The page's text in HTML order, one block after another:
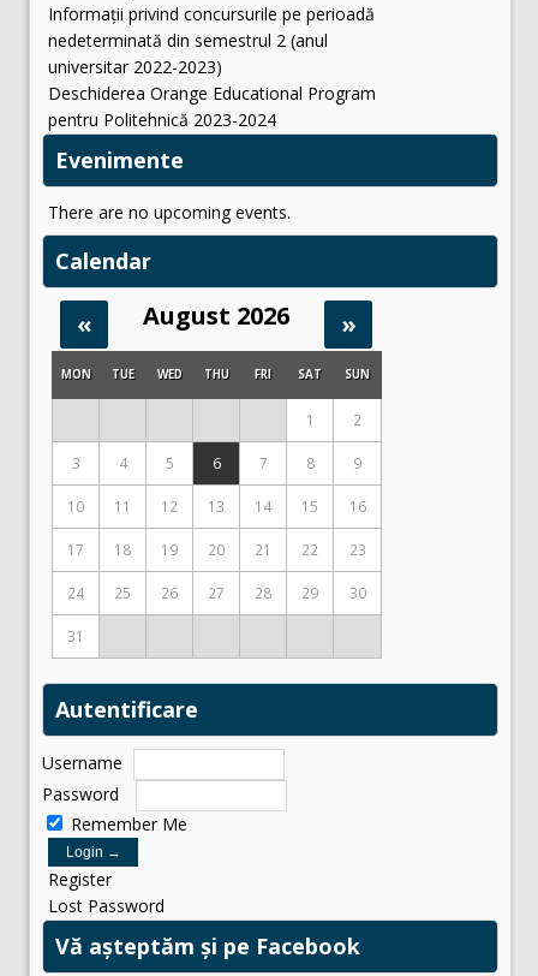
Informații privind concursurile pe perioadă
nedeterminată din semestrul 2 (anul
universitar 2022-2023)
Deschiderea Orange Educational Program
pentru Politehnică 2023-2024
Evenimente
There are no upcoming events.
Calendar
« August 2026 »
MON TUE WED THU FRI SAT SUN
1 2
3 4 5 6 7 8 9
10 11 12 13 14 15 16
17 18 19 20 21 22 23
24 25 26 27 28 29 30
31
Autentificare
Username
Password
Remember Me
Register
Lost Password
Vă așteptăm și pe Facebook